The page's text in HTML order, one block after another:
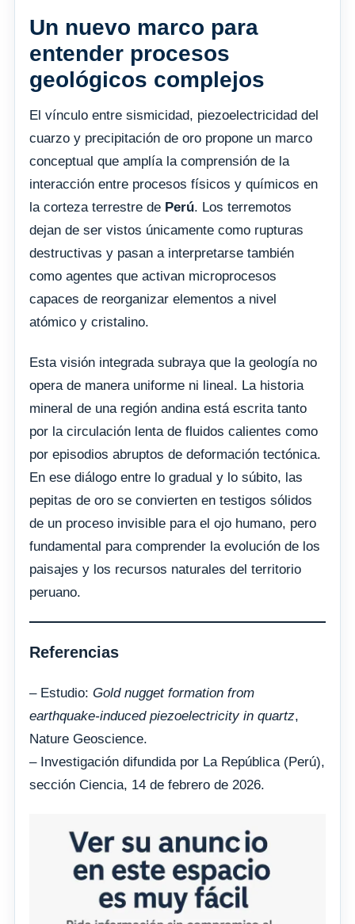
Un nuevo marco para
entender procesos
geológicos complejos
El vínculo entre sismicidad, piezoelectricidad del
cuarzo y precipitación de oro propone un marco
conceptual que amplía la comprensión de la
interacción entre procesos físicos y químicos en
la corteza terrestre de Perú. Los terremotos
dejan de ser vistos únicamente como rupturas
destructivas y pasan a interpretarse también
como agentes que activan microprocesos
capaces de reorganizar elementos a nivel
atómico y cristalino.
Esta visión integrada subraya que la geología no
opera de manera uniforme ni lineal. La historia
mineral de una región andina está escrita tanto
por la circulación lenta de fluidos calientes como
por episodios abruptos de deformación tectónica.
En ese diálogo entre lo gradual y lo súbito, las
pepitas de oro se convierten en testigos sólidos
de un proceso invisible para el ojo humano, pero
fundamental para comprender la evolución de los
paisajes y los recursos naturales del territorio
peruano.
Referencias
– Estudio: Gold nugget formation from
earthquake-induced piezoelectricity in quartz,
Nature Geoscience.
– Investigación difundida por La República (Perú),
sección Ciencia, 14 de febrero de 2026.